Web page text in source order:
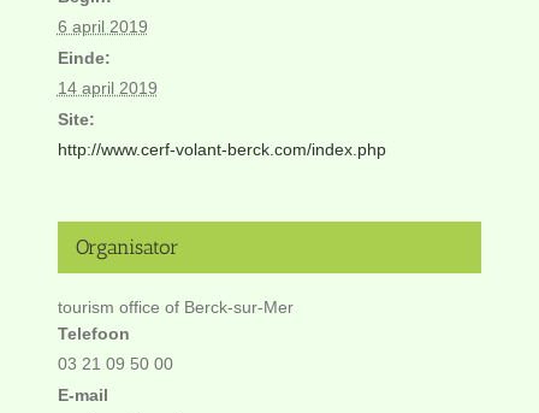
6 april 2019
Einde:
14 april 2019
Site:
http://www.cerf-volant-berck.com/index.php
Organisator
tourism office of Berck-sur-Mer
Telefoon
03 21 09 50 00
E-mail